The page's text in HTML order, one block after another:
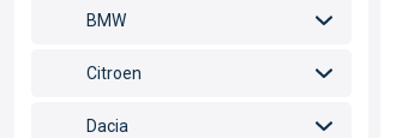
BMW
Citroen
Dacia